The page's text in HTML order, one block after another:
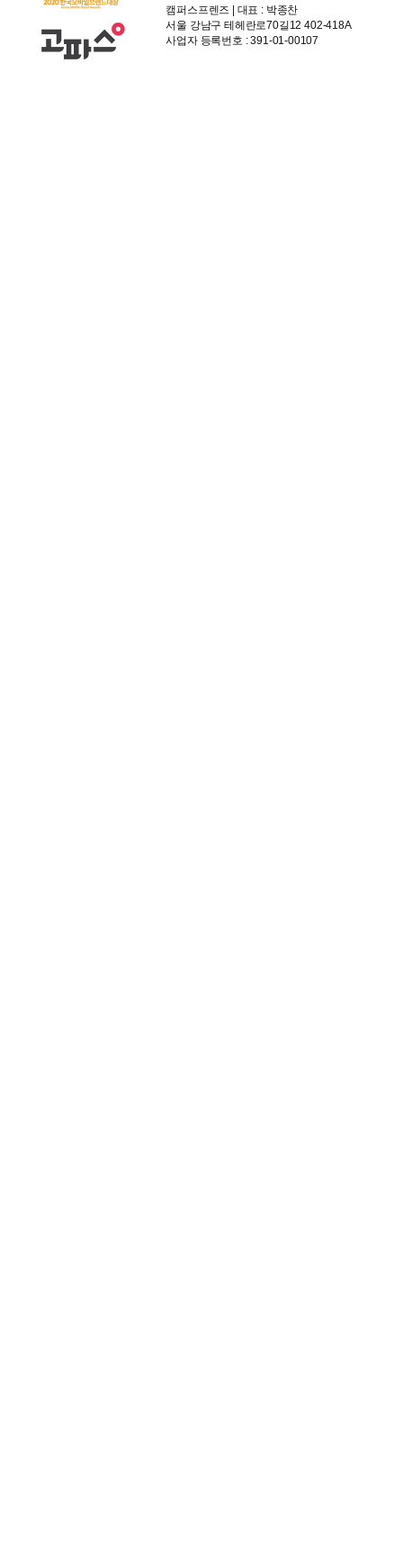
캠퍼스프렌즈 | 대표 : 박종찬
서울 강남구 테헤란로70길12 402-418A
사업자 등록번호 : 391-01-00107